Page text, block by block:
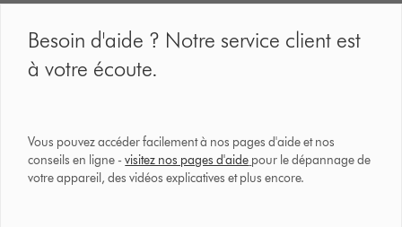
Besoin d'aide ? Notre service client est
à votre écoute.
Vous pouvez accéder facilement à nos pages d'aide et nos
conseils en ligne -visitez nos pages d'aide pour le dépannage de
votre appareil, des vidéos explicatives et plus encore.